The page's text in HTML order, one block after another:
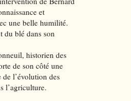
et
une belle humilité.
du blé dans son
historien des
de son côté une
l’évolution des
l’agriculture.